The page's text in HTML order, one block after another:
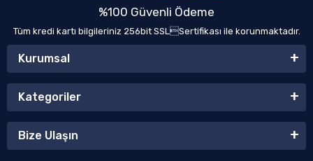
%100 Güvenli Ödeme
Tüm kredi kartı bilgileriniz 256bit SSLSertifikası ile korunmaktadır.
Kurumsal
Kategoriler
Bize Ulaşın